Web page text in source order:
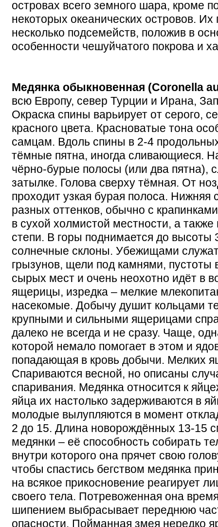
островах всего земного шара, кроме
некоторых океанических островов.
несколько подсемейств, положив в
особенности чешуйчатого покрова и
Медянка обыкновенная (Coronella
всю Европу, север Турции и Ирана,
Окраска спины варьирует от серого,
красного цвета. Красноватые тона
самцам. Вдоль спины в 2-4
тёмные пятна, иногда сливающиеся.
чёрно-бурые полосы (или два пятна),
затылке. Голова сверху тёмная. От
проходит узкая бурая полоса. Нижняя
разных оттенков, обычно с
в сухой холмистой местности, а также
степи. В горы поднимается до высоты
солнечные склоны. Убежищами
грызунов, щели под камнями, пустоты
сырых мест и очень неохотно идёт в
ящерицы, изредка – мелкие
насекомые. Добычу душит кольцами
крупными и сильными ящерицами
далеко не всегда и не сразу. Чаще,
которой немало помогает в этом и
попадающая в кровь добычи. Мелких
Спариваются весной, но описаны
спаривания. Медянка относится к
яйца их настолько задерживаются в
молодые вылупляются в момент
2 до 15. Длина новорождённых 13-15
медянки – её способность собирать
внутри которого она прячет свою
чтобы спастись бегством медянка
на всякое прикосновение реагирует
своего тела. Потревоженная она
шипением выбрасывает переднюю
опасности. Пойманная змея нередко